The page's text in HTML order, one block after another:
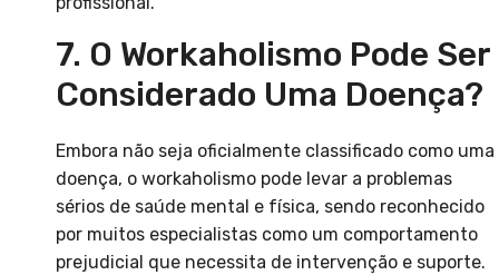
7. O Workaholismo Pode Ser
Considerado Uma Doença?
Embora não seja oficialmente classificado como uma
doença, o workaholismo pode levar a problemas
sérios de saúde mental e física, sendo reconhecido
por muitos especialistas como um comportamento
prejudicial que necessita de intervenção e suporte.